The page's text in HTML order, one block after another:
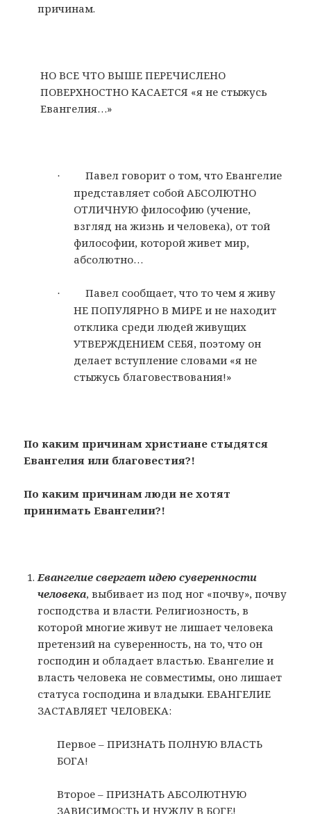
причинам.
НО ВСЕ ЧТО ВЫШЕ ПЕРЕЧИСЛЕНО
ПОВЕРХНОСТНО КАСАЕТСЯ «я не стыжусь
Евангелия…»
·
Павел говорит о том, что Евангелие
представляет собой АБСОЛЮТНО
ОТЛИЧНУЮ философию (учение,
взгляд на жизнь и человека), от той
философии, которой живет мир,
абсолютно…
·
Павел сообщает, что то чем я живу
НЕ ПОПУЛЯРНО В МИРЕ и не находит
отклика среди людей живущих
УТВЕРЖДЕНИЕМ СЕБЯ, поэтому он
делает вступление словами «я не
стыжусь благовествования!»
По каким причинам христиане стыдятся
Евангелия или благовестия?!
По каким причинам люди не хотят
принимать Евангелии?!
Евангелие свергает идею суверенности
человека, выбивает из под ног «почву», почву
господства и власти. Религиозность, в
которой многие живут не лишает человека
претензий на суверенность, на то, что он
господин и обладает властью. Евангелие и
власть человека не совместимы, оно лишает
статуса господина и владыки. ЕВАНГЕЛИЕ
ЗАСТАВЛЯЕТ ЧЕЛОВЕКА:
Первое – ПРИЗНАТЬ ПОЛНУЮ ВЛАСТЬ
БОГА!
Второе – ПРИЗНАТЬ АБСОЛЮТНУЮ
ЗАВИСИМОСТЬ И НУЖДУ В БОГЕ!